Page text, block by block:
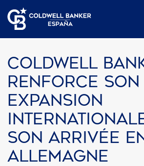
Coldwell
renforce son
expansion
son arrivée
Allemagne